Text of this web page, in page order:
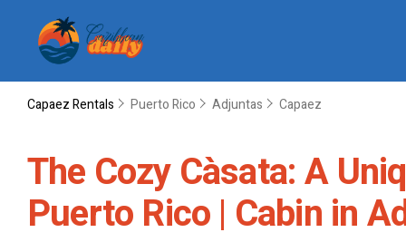
Capaez Rentals Puerto Rico Adjuntas Capaez
The Cozy Càsata: A
Puerto Rico | Cabin in